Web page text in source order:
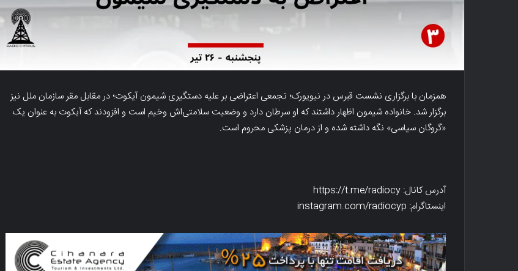
همزمان با برگزاری نشست قبرس در نیویورک؛ تجمعی اعتراضی بر علیه دستگیری شیمون آیکوت؛ در مقابل مقر سازمان ملل نیز
برگزار شد. خانواده شیمون اظهار داشتند که او سرطان دارد و وضعیت سلامتی‌اش وخیم است و افزودند که آیکوت به عنوان یک
«گروگان سیاسی» نگه داشته شده و از درمان پزشکی محروم است.
آدرس کانال: https://t.me/radiocy
اینستاگرام: instagram.com/radiocyp